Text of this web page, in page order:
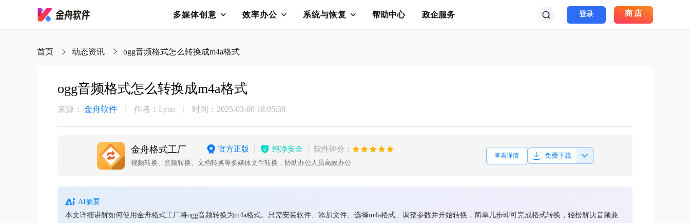
多媒体创意 效率办公 系统与恢复 帮助中心 政企服务 登录 商店
首页 动态资讯 ogg音频格式怎么转换成m4a格式
ogg音频格式怎么转换成m4a格式
来源： 金舟软件 作者：Lyan 时间：2025-03-06 18:05:38
金舟格式工厂 官方正版 纯净安全 软件评分：
视频转换、音频转换、文档转换等多媒体文件转换，协助办公人员高效办公
查看详情 免费下载
AI摘要
本文详细讲解如何使用金舟格式工厂将ogg音频转换为m4a格式。只需安装软件、添加文件、选择m4a格式、调整参数并开始转换，简单几步即可完成格式转换，轻松解决音频兼